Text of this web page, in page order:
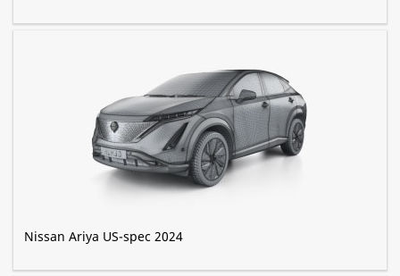
Nissan Ariya US-spec 2024